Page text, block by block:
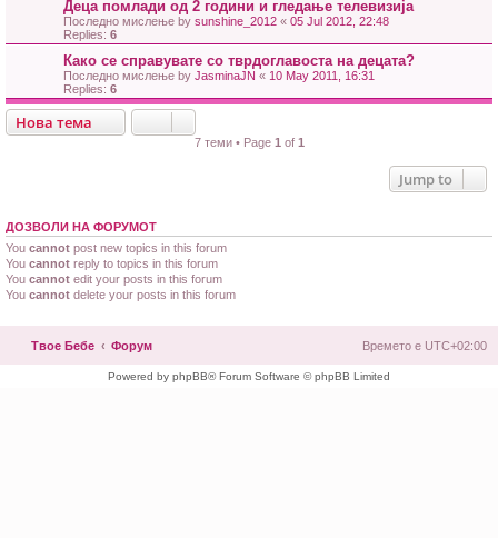
Деца помлади од 2 години и гледање телевизија
Последно мислење by sunshine_2012 « 05 Jul 2012, 22:48
Replies: 6
Како се справувате со тврдоглавоста на децата?
Последно мислење by JasminaJN « 10 May 2011, 16:31
Replies: 6
Нова тема
7 теми • Page 1 of 1
Jump to
ДОЗВОЛИ НА ФОРУМОТ
You cannot post new topics in this forum
You cannot reply to topics in this forum
You cannot edit your posts in this forum
You cannot delete your posts in this forum
Твое Бебе Форум Времето е UTC+02:00
Powered by phpBB® Forum Software © phpBB Limited